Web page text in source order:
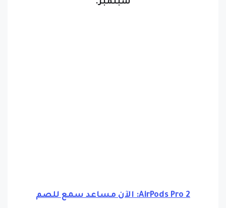
سبتمبر.
AirPods Pro 2: الآن مساعد سمع للصم